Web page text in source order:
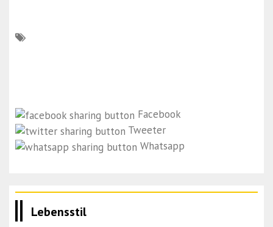
Facebook
Tweeter
Whatsapp
Lebensstil